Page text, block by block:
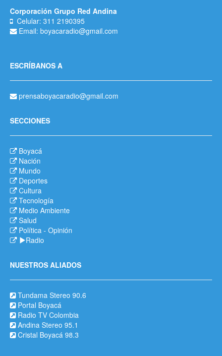
Corporación Grupo Red Andina
Celular: 311 2190395
Email: boyacaradio@gmail.com
ESCRÍBANOS A
prensaboyacaradio@gmail.com
SECCIONES
Boyacá
Nación
Mundo
Deportes
Cultura
Tecnología
Medio Ambiente
Salud
Política - Opinión
Radio
NUESTROS ALIADOS
Tundama Stereo 90.6
Portal Boyacá
Radio TV Colombia
Andina Stereo 95.1
Cristal Boyacá 98.3